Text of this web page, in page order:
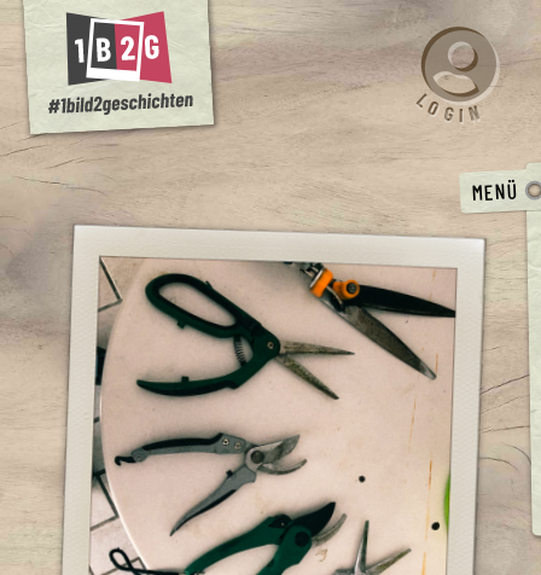
MENÜ
LOG IN